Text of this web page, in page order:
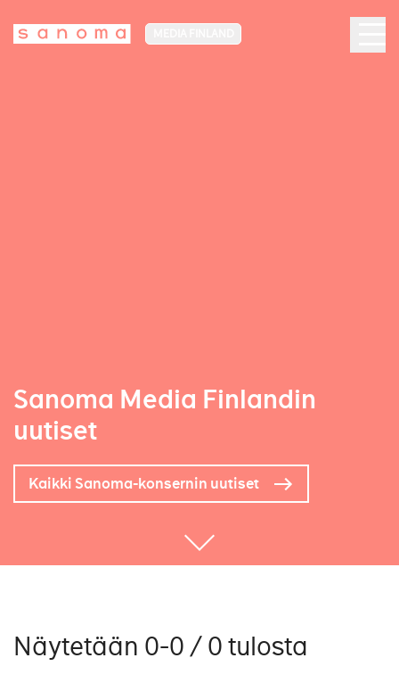
Sanoma Media Finlandin
uutiset
Kaikki Sanoma-konsernin uutiset
Näytetään 0-0 / 0 tulosta